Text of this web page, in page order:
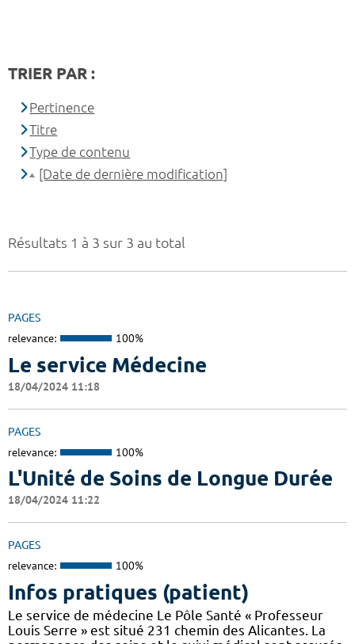
Résultats 1 à 3 sur 3 au total
PAGES
relevance: 100%
Le service Médecine
18/04/2024 11:18
PAGES
relevance: 100%
L'Unité de Soins de Longue Durée
18/04/2024 11:22
PAGES
relevance: 100%
Infos pratiques (patient)
Le service de médecine Le Pôle Santé « Professeur
Louis Serre » est situé 231 chemin des Alicantes. La
TRIER PAR :
Pertinence
Titre
Type de contenu
[Date de dernière modification]